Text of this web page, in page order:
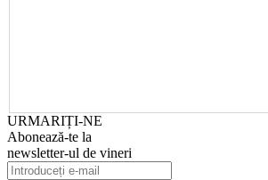
URMARIȚI-NE
Abonează-te la
newsletter-ul de vineri